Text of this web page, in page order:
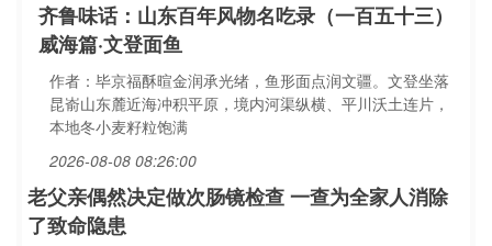
齐鲁味话：山东百年风物名吃录（一百五十三）
威海篇·文登面鱼
作者：毕京福酥暄金润承光绪，鱼形面点润文疆。文登坐落
昆嵛山东麓近海冲积平原，境内河渠纵横、平川沃土连片，
本地冬小麦籽粒饱满
2026-08-08 08:26:00
老父亲偶然决定做次肠镜检查 一查为全家人消除
了致命隐患